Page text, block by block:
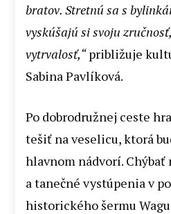
bratov. Stretnú sa s
vyskúšajú si svoju
vytrvalosť,“približuje
Sabina Pavlíková.
Po dobrodružnej ceste
tešiť na veselicu, ktorá
hlavnom nádvorí. Chýbať
a tanečné vystúpenia v
historického šermu